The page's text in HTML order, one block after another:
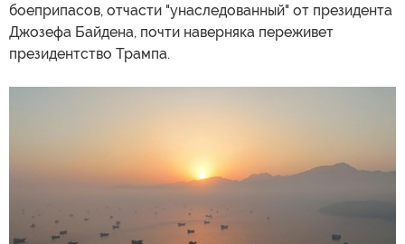
боеприпасов, отчасти "унаследованный" от президента
Джозефа Байдена, почти наверняка переживет
президентство Трампа.